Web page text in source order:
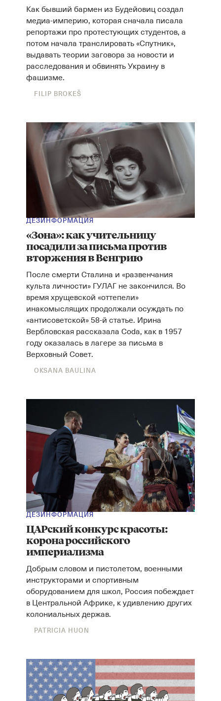
Как бывший бармен из Будейовиц создал
медиа-империю, которая сначала писала
репортажи про протестующих студентов, а
потом начала транслировать «Спутник»,
выдавать теории заговора за новости и
расследования и обвинять Украину в
фашизме.
FILIP BROKEŠ
ДЕЗИНФОРМАЦИЯ
«Зона»: как учительницу
посадили за письма против
вторжения в Венгрию
После смерти Сталина и «развенчания
культа личности» ГУЛАГ не закончился. Во
время хрущевской «оттепели»
инакомыслящих продолжали осуждать по
«антисоветской» 58-й статье. Ирина
Вербловская рассказала Coda, как в 1957
году оказалась в лагере за письма в
Верховный Совет.
OKSANA BAULINA
ДЕЗИНФОРМАЦИЯ
ЦАРский конкурс красоты:
корона российского
империализма
Добрым словом и пистолетом, военными
инструкторами и спортивным
оборудованием для школ, Россия побеждает
в Центральной Африке, к удивлению других
колониальных держав.
PATRICIA HUON